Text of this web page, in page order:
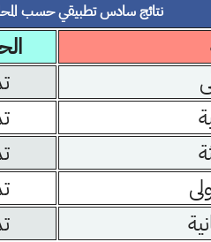
نتائج سادس تطبيقي حسب